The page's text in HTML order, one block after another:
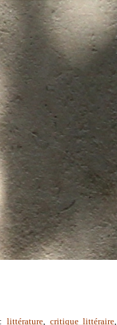
:littérature, critique littéraire,